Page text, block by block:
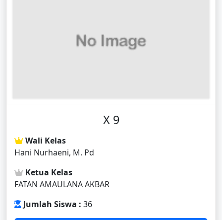
X 9
Wali Kelas
Hani Nurhaeni, M. Pd
Ketua Kelas
FATAN AMAULANA AKBAR
Jumlah Siswa : 36